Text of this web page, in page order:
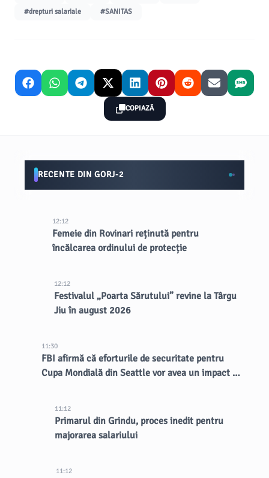
#drepturi salariale
#SANITAS
COPIAZĂ
RECENTE DIN GORJ-2
12:12
Femeie din Rovinari reținută pentru
încălcarea ordinului de protecție
12:12
Festivalul „Poarta Sărutului” revine la Târgu
Jiu în august 2026
11:30
FBI afirmă că eforturile de securitate pentru
Cupa Mondială din Seattle vor avea un impact de
11:12
Primarul din Grindu, proces inedit pentru
majorarea salariului
11:12